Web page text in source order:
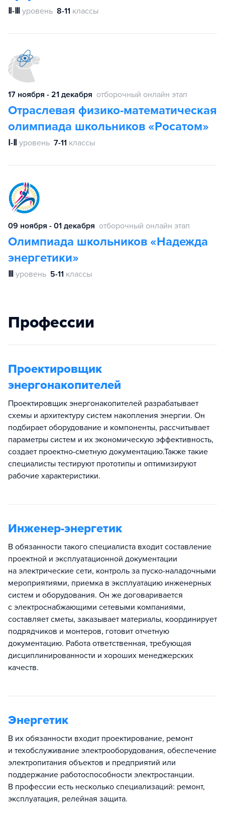
Ⅱ-Ⅲ уровень 8-11 классы
17 ноября - 21 декабря отборочный онлайн этап
Отраслевая физико-математическая
олимпиада школьников «Росатом»
Ⅰ-Ⅱ уровень 7-11 классы
09 ноября - 01 декабря отборочный онлайн этап
Олимпиада школьников «Надежда
энергетики»
Ⅲ уровень 5-11 классы
Профессии
Проектировщик
энергонакопителей
Проектировщик энергонакопителей разрабатывает
схемы и архитектуру систем накопления энергии. Он
подбирает оборудование и компоненты, рассчитывает
параметры систем и их экономическую эффективность,
создает проектно-сметную документацию.Также такие
специалисты тестируют прототипы и оптимизируют
рабочие характеристики.
Инженер-энергетик
В обязанности такого специалиста входит составление
проектной и эксплуатационной документации
на электрические сети, контроль за пуско-наладочными
мероприятиями, приемка в эксплуатацию инженерных
систем и оборудования. Он же договаривается
с электроснабжающими сетевыми компаниями,
составляет сметы, заказывает материалы, координирует
подрядчиков и монтеров, готовит отчетную
документацию. Работа ответственная, требующая
дисциплинированности и хороших менеджерских
качеств.
Энергетик
В их обязанности входит проектирование, ремонт
и техобслуживание электрооборудования, обеспечение
электропитания объектов и предприятий или
поддержание работоспособности электростанции.
В профессии есть несколько специализаций: ремонт,
эксплуатация, релейная защита.